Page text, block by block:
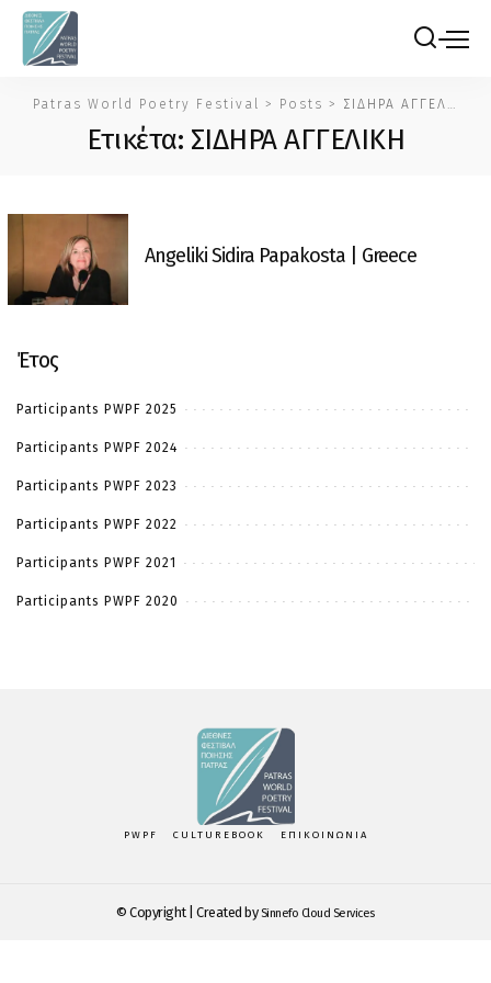
Patras World Poetry Festival > Posts > ΣΙΔΗΡΑ ΑΓΓΕΛΙΚΗ
Ετικέτα: ΣΙΔΗΡΑ ΑΓΓΕΛΙΚΗ
Angeliki Sidira Papakosta | Greece
Έτος
Participants PWPF 2025
Participants PWPF 2024
Participants PWPF 2023
Participants PWPF 2022
Participants PWPF 2021
Participants PWPF 2020
PWPF CULTUREBOOK ΕΠΙΚΟΙΝΩΝΙΑ
© Copyright | Created by Sinnefo Cloud Services